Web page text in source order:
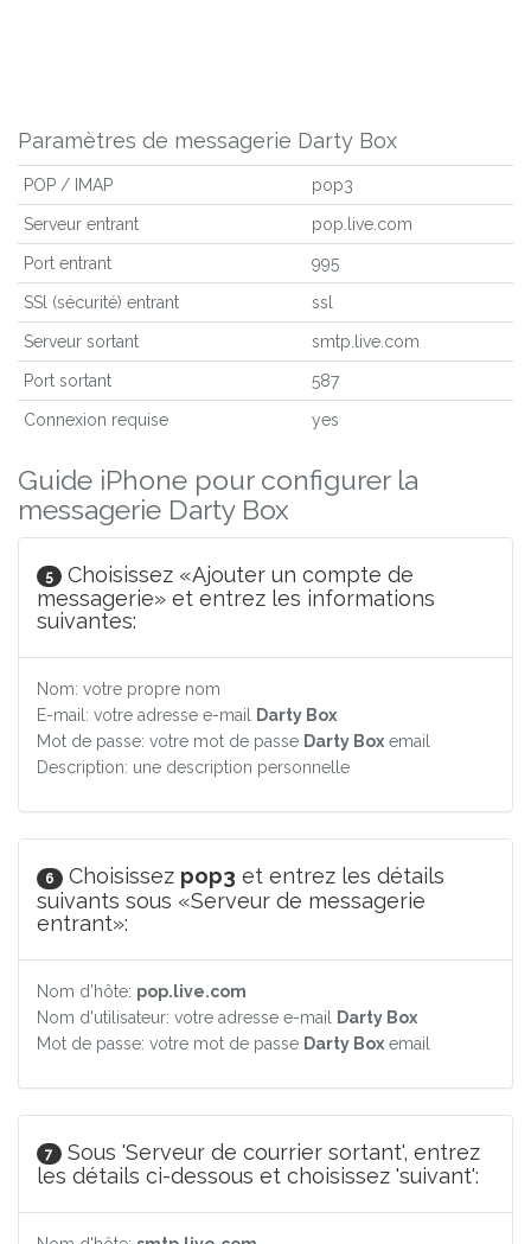
Paramètres de messagerie Darty Box
POP / IMAP pop3
Serveur entrant pop.live.com
Port entrant 995
SSl (sécurité) entrant ssl
Serveur sortant smtp.live.com
Port sortant 587
Connexion requise yes
Guide iPhone pour configurer la
messagerie Darty Box
5
Choisissez «Ajouter un compte de
messagerie» et entrez les informations
suivantes:
Nom: votre propre nom
E-mail: votre adresse e-mail Darty Box
Mot de passe: votre mot de passe Darty Box email
Description: une description personnelle
6 Choisissez pop3 et entrez les détails
suivants sous «Serveur de messagerie
entrant»:
Nom d'hôte: pop.live.com
Nom d'utilisateur: votre adresse e-mail
Darty Box
Mot de passe: votre mot de passe Darty Box email
7
Sous 'Serveur de courrier sortant', entrez
les détails ci-dessous et choisissez 'suivant':